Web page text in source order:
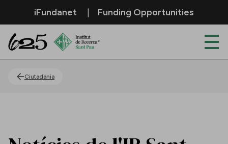
Salta al contingut principal
iFundanet Funding Opportunities
Ciutadania